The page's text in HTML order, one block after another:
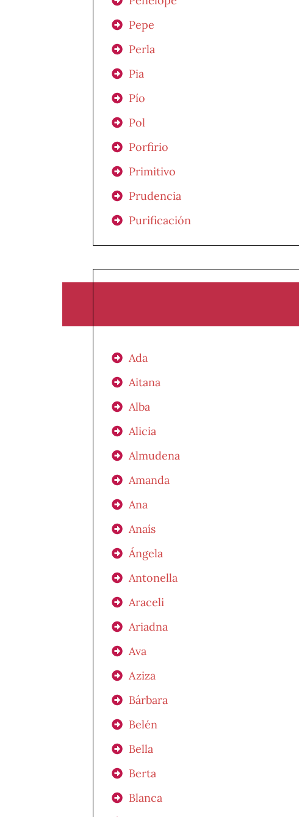
Pepe
Perla
Pia
Pío
Pol
Porfirio
Primitivo
Prudencia
Purificación
Ada
Aitana
Alba
Alicia
Almudena
Amanda
Ana
Anaís
Ángela
Antonella
Araceli
Ariadna
Ava
Aziza
Bárbara
Belén
Bella
Berta
Blanca